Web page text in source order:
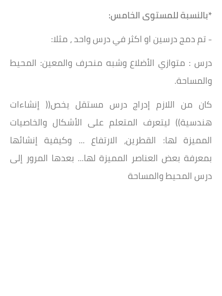
*بالنسبة للمستوى الخامس:
- تم دمج درسين او اكثر في درس واحد ، مثلا:
درس : متوازي الأضلاع وشبه منحرف والمعين: المحيط
والمساحة.
كان من اللازم إدراج درس مستقل يخص(( إنشاءات
هندسية)) ليتعرف المتعلم على الأشكال والخاصيات
المميزة لها: القطرين، الارتفاع ... وكيفية إنشائها
بمعرفة بعض العناصر المميزة لها... بعدها المرور إلى
درس المحيط والمساحة